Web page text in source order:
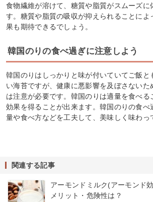
食物繊維が溶けて、糖質や脂質がスムーズに
す。糖質や脂質の吸収が抑えられることによ
果も期待できるでしょう。
韓国のりの食べ過ぎに注意しよう
韓国のりはしっかりと味が付いていてご飯と
い海苔ですが、健康に悪影響を及ぼさないた
は注意が必要です。韓国のりは適量を食べる
効果を得ることが出来ます。韓国のりの食べ
量や食べ方などを工夫して、美味しく味わっ
関連する記事
アーモンドミルク(アーモンド
メリット・危険性は？